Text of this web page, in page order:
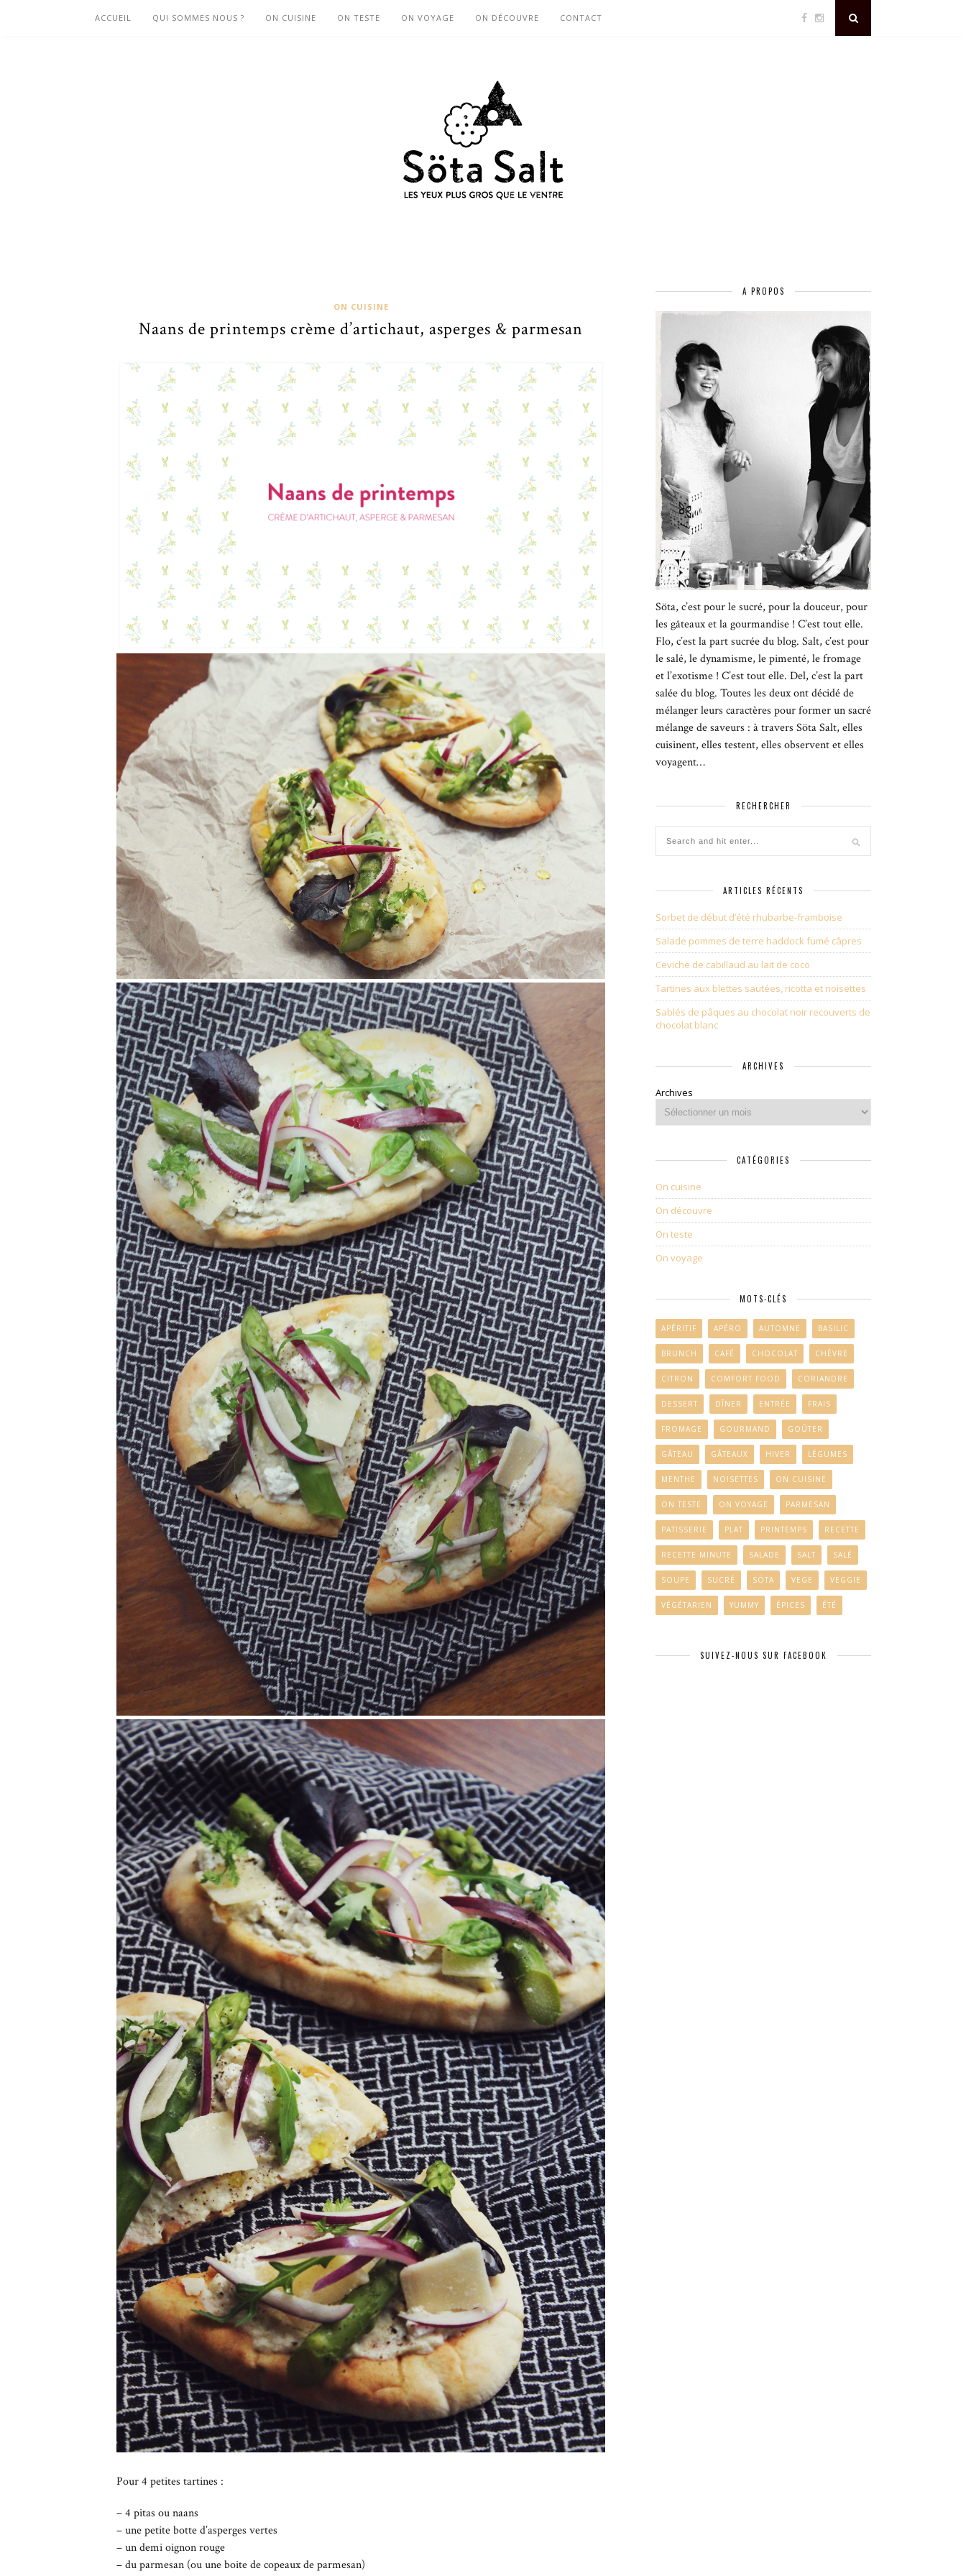
ACCUEIL QUI SOMMES NOUS ? ON CUISINE ON TESTE ON VOYAGE ON DÉCOUVRE CONTACT
ON CUISINE
Naans de printemps crème d’artichaut, asperges & parmesan
Pour 4 petites tartines :
– 4 pitas ou naans
– une petite botte d’asperges vertes
– un demi oignon rouge
– du parmesan (ou une boite de copeaux de parmesan)
A PROPOS
Söta, c’est pour le sucré, pour la douceur, pour
les gâteaux et la gourmandise ! C’est tout elle.
Flo, c’est la part sucrée du blog. Salt, c’est pour
le salé, le dynamisme, le pimenté, le fromage
et l’exotisme ! C’est tout elle. Del, c’est la part
salée du blog. Toutes les deux ont décidé de
mélanger leurs caractères pour former un sacré
mélange de saveurs : à travers Söta Salt, elles
cuisinent, elles testent, elles observent et elles
voyagent…
RECHERCHER
ARTICLES RÉCENTS
Sorbet de début d’été rhubarbe-framboise
Salade pommes de terre haddock fumé câpres
Ceviche de cabillaud au lait de coco
Tartines aux blettes sautées, ricotta et noisettes
Sablés de pâques au chocolat noir recouverts de
chocolat blanc
ARCHIVES
Archives
CATÉGORIES
On cuisine
On découvre
On teste
On voyage
MOTS-CLÉS
APÉRITIF APÉRO AUTOMNE BASILIC
BRUNCH CAFÉ CHOCOLAT CHÈVRE
CITRON COMFORT FOOD CORIANDRE
DESSERT DÎNER ENTRÉE FRAIS
FROMAGE GOURMAND GOÛTER
GÂTEAU GÂTEAUX HIVER LÉGUMES
MENTHE NOISETTES ON CUISINE
ON TESTE ON VOYAGE PARMESAN
PATISSERIE PLAT PRINTEMPS RECETTE
RECETTE MINUTE SALADE SALT SALÉ
SOUPE SUCRÉ SÖTA VEGE VEGGIE
VÉGÉTARIEN YUMMY ÉPICES ÉTÉ
SUIVEZ-NOUS SUR FACEBOOK